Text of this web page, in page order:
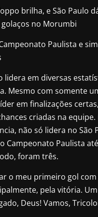
brilha, e São Paulo
no Morumbi
Paulista e
lidera em diversas
Mesmo com somente
em finalizações certas,
criadas na equipe.
não só lidera no São
Campeonato Paulista
foram três.
o meu primeiro gol com
pela vitória.
Deus! Vamos,